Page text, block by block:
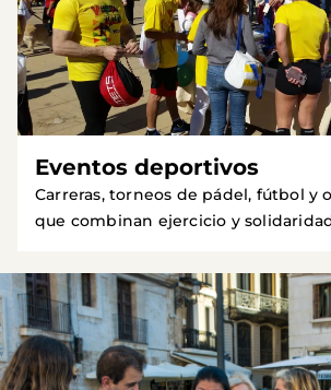
Eventos deportivos
Carreras, torneos de pádel, fútbol y
que combinan ejercicio y
Imagen